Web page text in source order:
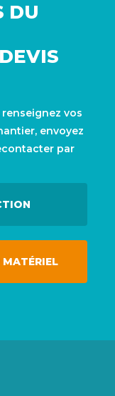
DU
vos
envoyez
par